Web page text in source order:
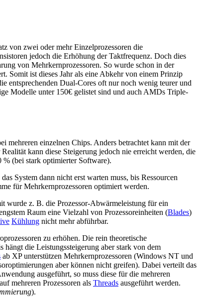
von zwei oder mehr Einzelprozessoren die
jedoch die Erhöhung der Taktfrequenz. Doch dies
von Mehrkernprozessoren. So wurde schon in der
Somit ist dieses Jahr als eine Abkehr von einem Prinzip
entsprechenden Dual-Cores oft nur noch wenig teurer und
Modelle unter 150€ gelistet sind und auch AMDs Triple-
mehreren einzelnen Chips. Anders betrachtet kann mit der
kann diese Steigerung jedoch nie erreicht werden, die
% (bei stark optimierter Software).
System dann nicht erst warten muss, bis Ressourcen
für Mehrkernprozessoren optimiert werden.
wurde z. B. die Prozessor-Abwärmeleistung für ein
Raum eine Vielzahl von Prozessoreinheiten (Blades)
Kühlung nicht mehr abführbar.
zu erhöhen. Die rein theoretische
die Leistungssteigerung aber stark von dem
ab XP unterstützen Mehrkernprozessoren (Windows NT und
aber können nicht greifen). Dabei verteilt das
ausgeführt, so muss diese für die mehreren
mehreren Prozessoren als Threads ausgeführt werden.
).